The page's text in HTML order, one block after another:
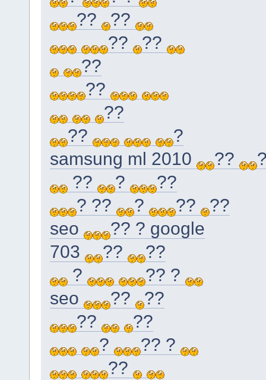
??
??
??
??
??
??
??
??
?
samsung ml 2010
??
??
?
??
? ??
? ??
??
seo
?? ? google
703
??
??
?
?? ?
seo
??
??
??
??
?
?? ?
??